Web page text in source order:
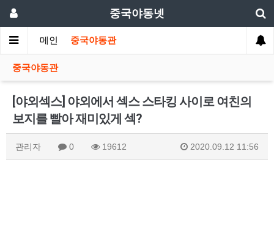
중국야동넷
메인 중국야동관
중국야동관
[야외섹스] 야외에서 섹스 스타킹 사이로 여친의
보지를 빨아 재미있게 섹?
관리자 0 19612 2020.09.12 11:56